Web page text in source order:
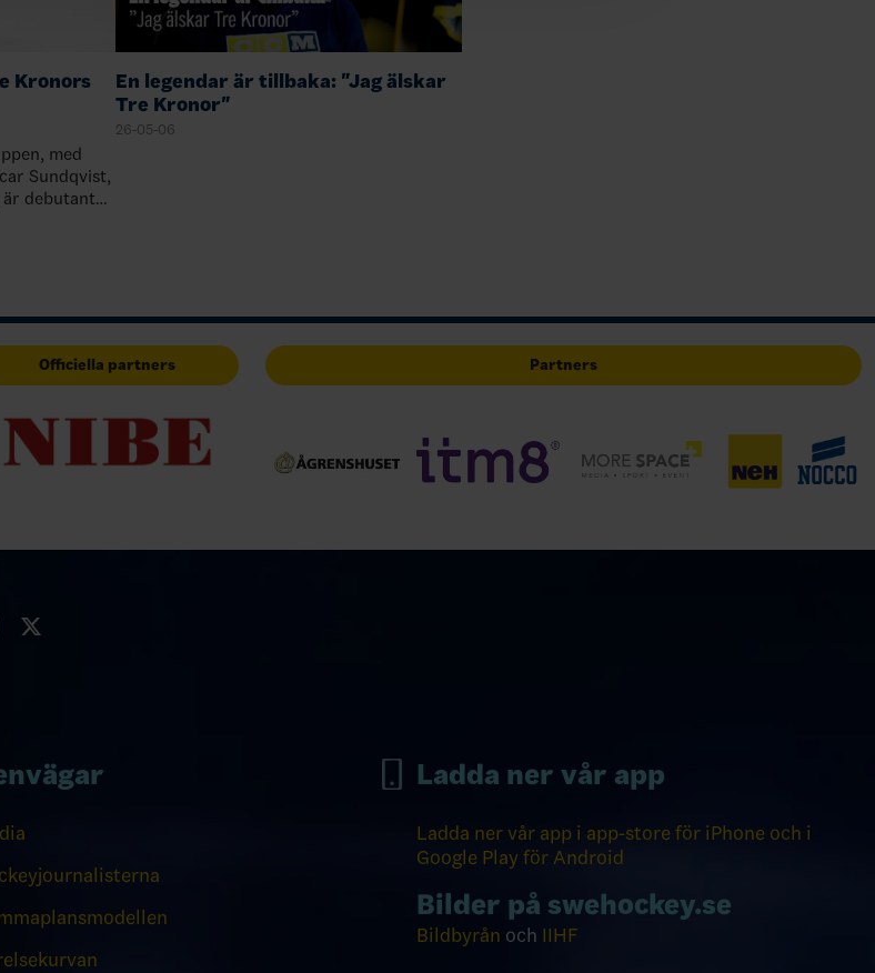
Kronors
med
Sundqvist,
debutanter.
En legendar är tillbaka: "Jag älskar
Tre Kronor"
26-05-06
Officiella partners Partners
Ladda ner vår app
Ladda ner vår app i app-store för iPhone och i
Google Play för Android
Bilder på swehockey.se
Bildbyrån och IIHF